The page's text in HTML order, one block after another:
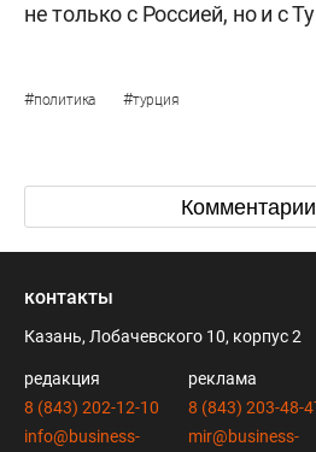
не только с Россией, но и с
#политика #турция
Комментарии
контакты
Казань, Лобачевского 10, корпус 2
редакция
8 (843) 202-12-10
info@business-
реклама
8 (843) 203-48-
mir@business-